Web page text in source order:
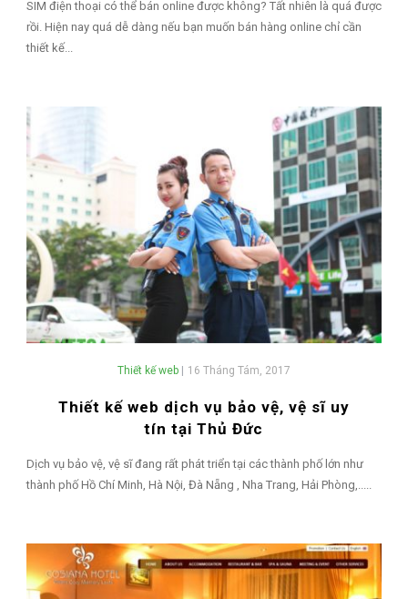
SIM điện thoại có thể bán online được không? Tất nhiên là quá được
rồi. Hiện nay quá dễ dàng nếu bạn muốn bán hàng online chỉ cần
thiết kế...
Thiết kế web| 16 Tháng Tám, 2017
Thiết kế web dịch vụ bảo vệ, vệ sĩ uy
tín tại Thủ Đức
Dịch vụ bảo vệ, vệ sĩ đang rất phát triển tại các thành phố lớn như
thành phố Hồ Chí Minh, Hà Nội, Đà Nẵng , Nha Trang, Hải Phòng,.....